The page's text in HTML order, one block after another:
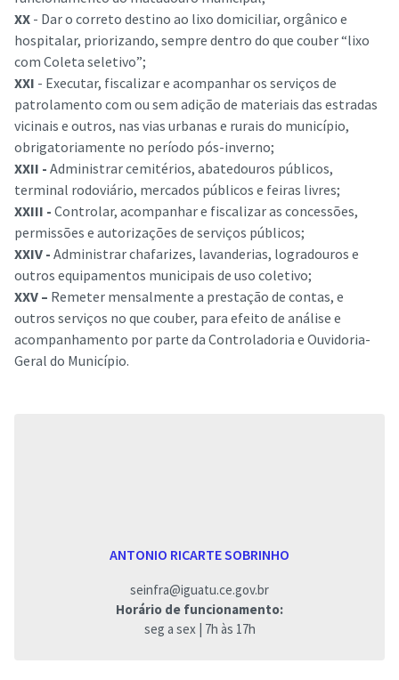
XX - Dar o correto destino ao lixo domiciliar, orgânico e
hospitalar, priorizando, sempre dentro do que couber “lixo
com Coleta seletivo”;
XXI - Executar, fiscalizar e acompanhar os serviços de
patrolamento com ou sem adição de materiais das estradas
vicinais e outros, nas vias urbanas e rurais do município,
obrigatoriamente no período pós-inverno;
XXII - Administrar cemitérios, abatedouros públicos,
terminal rodoviário, mercados públicos e feiras livres;
XXIII - Controlar, acompanhar e fiscalizar as concessões,
permissões e autorizações de serviços públicos;
XXIV - Administrar chafarizes, lavanderias, logradouros e
outros equipamentos municipais de uso coletivo;
XXV – Remeter mensalmente a prestação de contas, e
outros serviços no que couber, para efeito de análise e
acompanhamento por parte da Controladoria e Ouvidoria-
Geral do Município.
ANTONIO RICARTE SOBRINHO
seinfra@iguatu.ce.gov.br
Horário de funcionamento:
seg a sex | 7h às 17h